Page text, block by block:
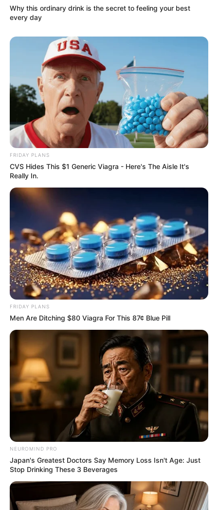
У Ясінянській громаді відкрили черговий простір
Катування, кайданки та незаконне утримання
людей: працівника Ужгородського ТЦК
судитимуть, дії ще двох його колег розслідує ДБР
(відео)
Категорії
Без рубрики
Гарячi
Нам пишуть
Партнерські матеріали
Події
Політика
Схеми
[wp-rss-aggregator id="2"]
Ви пропустили
Why this ordinary drink is the secret to feeling your best
every day
FRIDAY PLANS
CVS Hides This $1 Generic Viagra - Here's The Aisle It's
Really In.
FRIDAY PLANS
Men Are Ditching $80 Viagra For This 87¢ Blue Pill
NEUROMIND PRO
Japan's Greatest Doctors Say Memory Loss Isn't Age: Just
Stop Drinking These 3 Beverages